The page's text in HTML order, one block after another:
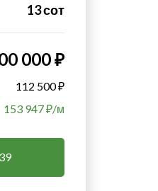
13 сот
000 ₽
112 500 ₽
153 947₽/м